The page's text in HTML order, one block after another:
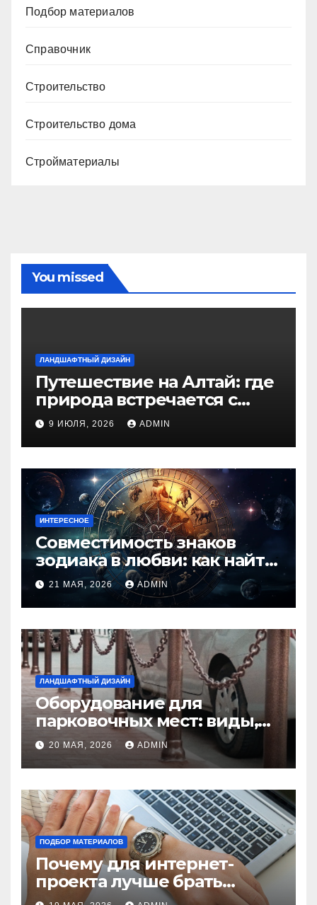
Подбор материалов
Справочник
Строительство
Строительство дома
Стройматериалы
You missed
ЛАНДШАФТНЫЙ ДИЗАЙН
Путешествие на Алтай: где
природа встречается с
духом приключений
9 ИЮЛЯ, 2026 ADMIN
ИНТЕРЕСНОЕ
Совместимость знаков
зодиака в любви: как найти
идеальную пару и
избежать конфликтов
21 МАЯ, 2026 ADMIN
ЛАНДШАФТНЫЙ ДИЗАЙН
Оборудование для
парковочных мест: виды,
функции и нормы
установки
20 МАЯ, 2026 ADMIN
ПОДБОР МАТЕРИАЛОВ
Почему для интернет-
проекта лучше брать
отдельный сервер: